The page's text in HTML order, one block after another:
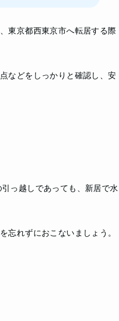
東京都西東京市へ転居する際
などをしっかりと確認し、安
っ越しであっても、新居で水
忘れずにおこないましょう。